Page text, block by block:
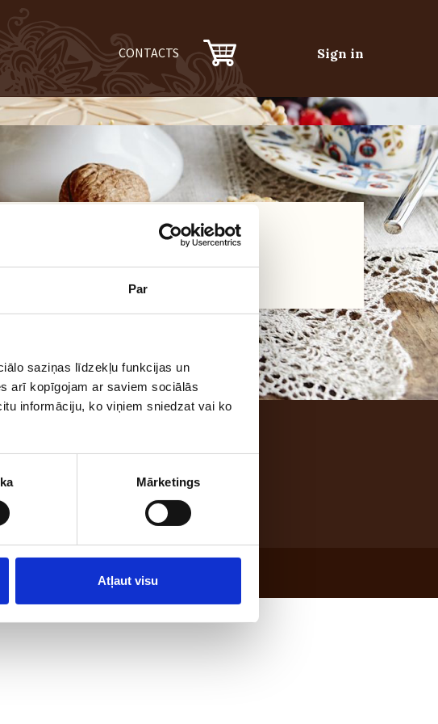
Par
saziņas līdzekļu funkcijas un
arī kopīgojam ar saviem sociālās
informāciju, ko viņiem sniedzat vai ko
Mārketings
Atļaut visu
CONTACTS Sign in
+371 66047555; e-mail: maize@laci.lv